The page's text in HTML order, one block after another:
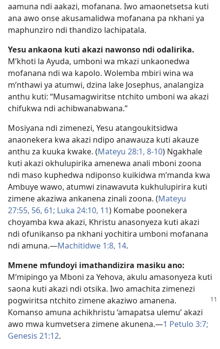
aamuna ndi aakazi, mofanana. Iwo amaonetsetsa kuti
ana awo onse akusamalidwa mofanana pa nkhani ya
maphunziro ndi thandizo lachipatala.
Yesu ankaona kuti akazi nawonso ndi odalirika.
M’khoti la Ayuda, umboni wa mkazi unkaonedwa
mofanana ndi wa kapolo. Wolemba mbiri wina wa
m’nthawi ya atumwi, dzina lake Josephus, analangiza
anthu kuti: “Musamagwiritse ntchito umboni wa akazi
chifukwa ndi achibwanabwana.”
Mosiyana ndi zimenezi, Yesu atangoukitsidwa
anaonekera kwa akazi ndipo anawauza kuti akauze
anthu za kuuka kwake. (Mateyu 28:1, 8-10) Ngakhale
kuti akazi okhulupirika amenewa anali mboni zoona
ndi maso kuphedwa ndiponso kuikidwa m’manda kwa
Ambuye wawo, atumwi zinawavuta kukhulupirira kuti
zimene akaziwa ankanena zinali zoona. (Mateyu
27:55, 56, 61; Luka 24:10, 11) Komabe poonekera
choyamba kwa akazi, Khristu anasonyeza kuti akazi
ndi ofunikanso pa nkhani yochitira umboni mofanana
ndi amuna.​—Machitidwe 1:8, 14.
Mmene mfundoyi imathandizira masiku ano:
M’mipingo ya Mboni za Yehova, akulu amasonyeza kuti
saona kuti akazi ndi otsika. Iwo amachita zimenezi
pogwiritsa ntchito zimene akaziwo amanena.
Komanso amuna achikhristu ‘amapatsa ulemu’ akazi
awo mwa kumvetsera zimene akunena.​—1 Petulo 3:7;
Genesis 21:12.